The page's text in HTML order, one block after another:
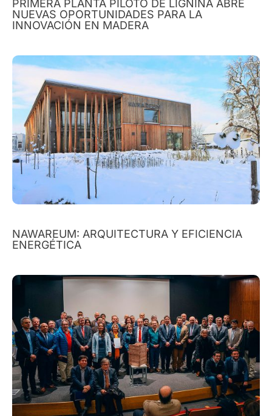
PRIMERA PLANTA PILOTO DE LIGNINA ABRE
NUEVAS OPORTUNIDADES PARA LA
INNOVACIÓN EN MADERA
NAWAREUM: ARQUITECTURA Y EFICIENCIA
ENERGÉTICA